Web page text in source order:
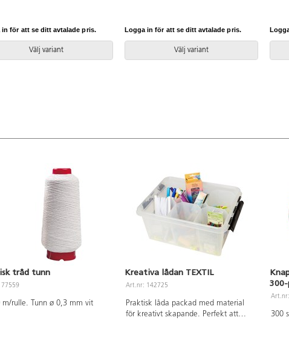
in för att se ditt avtalade pris.
Välj variant
Logga in för att se ditt avtalade pris.
Välj variant
tråd tunn
m/rulle. Tunn ø 0,3 mm vit
Kreativa lådan TEXTIL
Art.nr: 142725
Praktisk låda packad med material
för kreativt skapande. Perfekt att
300-
300